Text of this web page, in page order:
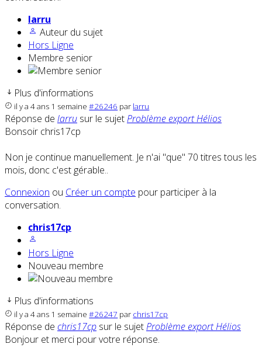
larru
Auteur du sujet
Hors Ligne
Membre senior
Plus d'informations
il y a 4 ans 1 semaine #26246 par larru
Réponse de larru sur le sujetProblème export Hélios
Bonsoir chris17cp
Non je continue manuellement. Je n'ai "que" 70 titres tous les
mois, donc c'est gérable..
Connexion ou Créer un compte pour participer à la
conversation.
chris17cp
Hors Ligne
Nouveau membre
Plus d'informations
il y a 4 ans 1 semaine #26247 par chris17cp
Réponse de chris17cp sur le sujetProblème export Hélios
Bonjour et merci pour votre réponse.